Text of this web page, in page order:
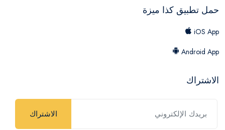
حمل تطبيق كذا ميزة
iOS App
Android App
الاشتراك
الاشتراك